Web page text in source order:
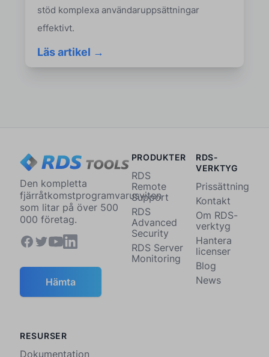
stöd komplexa användaruppsättningar
effektivt.
Läs artikel →
Den kompletta
fjärråtkomstprogramvarusviten
som litar på över 500
000 företag.
Hämta
PRODUKTER
RDS
Remote
Support
RDS
Advanced
Security
RDS Server
Monitoring
RESURSER
Dokumentation
RDS-
VERKTYG
Prissättning
Kontakt
Om RDS-
verktyg
Hantera
licenser
Blog
News